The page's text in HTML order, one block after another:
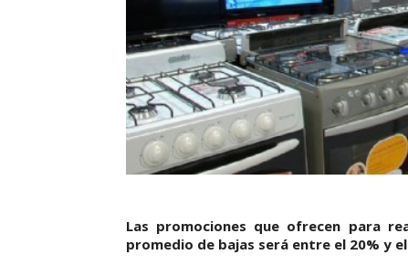
Las promociones que ofrecen para
promedio de bajas será entre el 20% y